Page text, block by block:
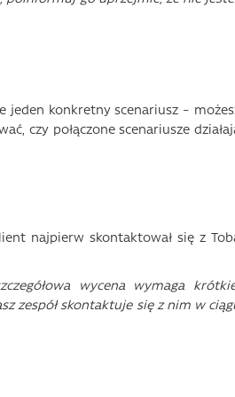
jeden konkretny scenariusz –
czy połączone scenariusze
najpierw skontaktował się z
wycena wymaga
zespół skontaktuje się z nim w